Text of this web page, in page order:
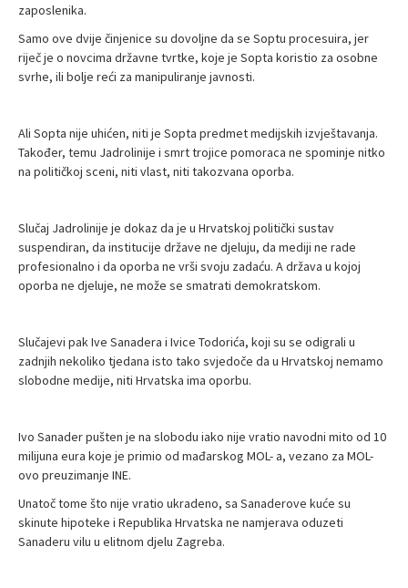
zaposlenika.
Samo ove dvije činjenice su dovoljne da se Soptu procesuira, jer
riječ je o novcima državne tvrtke, koje je Sopta koristio za osobne
svrhe, ili bolje reći za manipuliranje javnosti.
Ali Sopta nije uhićen, niti je Sopta predmet medijskih izvještavanja.
Također, temu Jadrolinije i smrt trojice pomoraca ne spominje nitko
na političkoj sceni, niti vlast, niti takozvana oporba.
Slučaj Jadrolinije je dokaz da je u Hrvatskoj politički sustav
suspendiran, da institucije države ne djeluju, da mediji ne rade
profesionalno i da oporba ne vrši svoju zadaću. A država u kojoj
oporba ne djeluje, ne može se smatrati demokratskom.
Slučajevi pak Ive Sanadera i Ivice Todorića, koji su se odigrali u
zadnjih nekoliko tjedana isto tako svjedoče da u Hrvatskoj nemamo
slobodne medije, niti Hrvatska ima oporbu.
Ivo Sanader pušten je na slobodu iako nije vratio navodni mito od 10
milijuna eura koje je primio od mađarskog MOL- a, vezano za MOL-
ovo preuzimanje INE.
Unatoč tome što nije vratio ukradeno, sa Sanaderove kuće su
skinute hipoteke i Republika Hrvatska ne namjerava oduzeti
Sanaderu vilu u elitnom djelu Zagreba.